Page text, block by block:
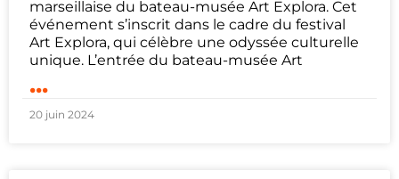
marseillaise du bateau-musée Art Explora. Cet
événement s’inscrit dans le cadre du festival
Art Explora, qui célèbre une odyssée culturelle
unique. L’entrée du bateau-musée Art
...
20 juin 2024